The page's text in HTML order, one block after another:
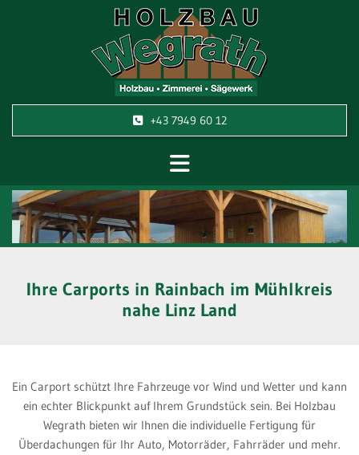
+43 7949 60 12
Ihre Carports in Rainbach im Mühlkreis
nahe Linz Land
Ein Carport schützt Ihre Fahrzeuge vor Wind und Wetter und kann
ein echter Blickpunkt auf Ihrem Grundstück sein. Bei Holzbau
Wegrath bieten wir Ihnen die individuelle Fertigung für
Überdachungen für Ihr Auto, Motorräder, Fahrräder und mehr.